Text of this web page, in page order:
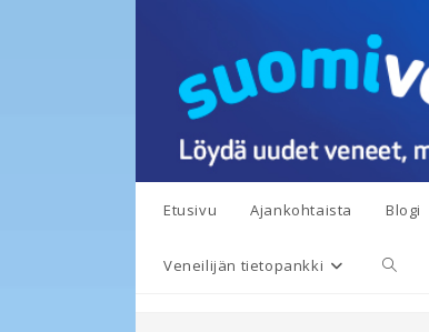
Etusivu Ajankohtaista Blogi
Veneilijän tietopankki Toggle